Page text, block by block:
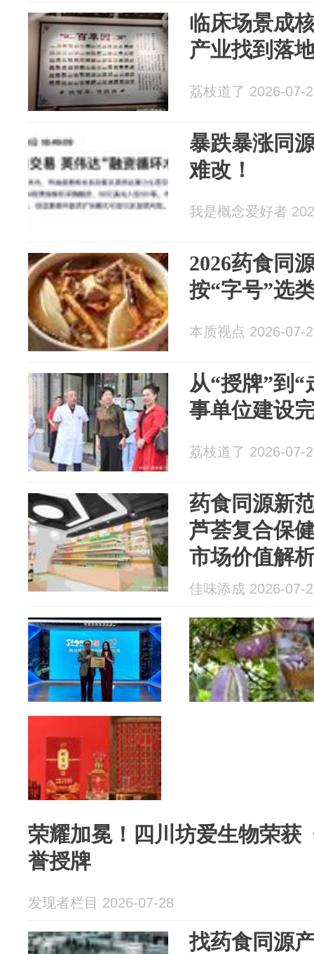
临床场景成
产业找到落
荔枝道了 2026-07-
暴跌暴涨同
难改！
我是概念爱好者
2026药食同
按“字号”选
本质视点 2026-07-
从“授牌”到
事单位建设
荔枝道了 2026-07-
药食同源新
芦荟复合保
市场价值解
佳味添成 2026-07-
荣耀加冕！四川坊爱生物荣获
誉授牌
发现者栏目 2026-07-28
找药食同源